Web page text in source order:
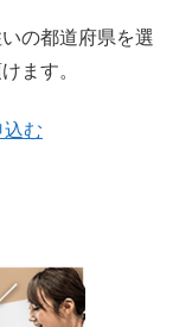
の都道府県を選
ます。
む